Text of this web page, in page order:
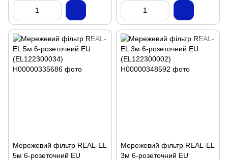
Мережевий фільтр REAL-EL
5м 6-розеточний EU
Мережевий фільтр REAL-EL
3м 6-розеточний EU